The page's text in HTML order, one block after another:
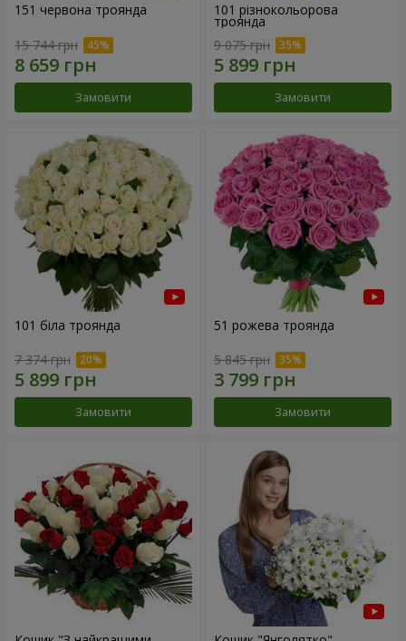
151 червона троянда
15 744 грн
Замовити
101 різнокольорова
троянда
9 075 грн
Замовити
101 біла троянда
7 374 грн
Замовити
51 рожева троянда
5 845 грн
Замовити